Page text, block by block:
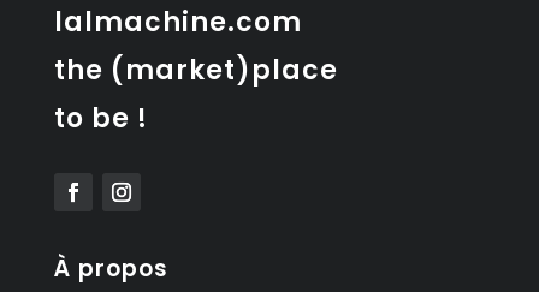
lalmachine.com
the (market)place
to be !
À propos